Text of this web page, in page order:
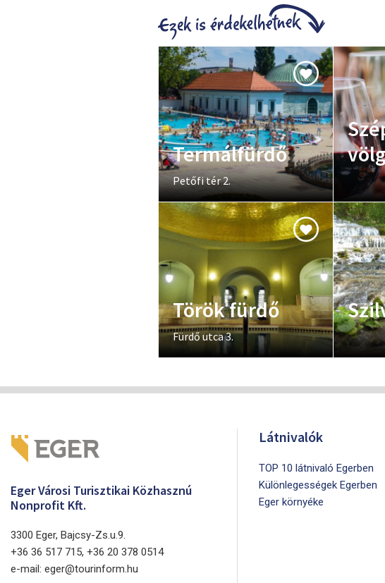
Termálfürdő
Petőfi tér 2.
Török fürdő
Fürdő utca 3.
Eger Városi Turisztikai Közhasznú
Nonprofit Kft.
3300 Eger, Bajcsy-Zs.u.9.
+36 36 517 715, +36 20 378 0514
e-mail: eger@tourinform.hu
Látnivalók
TOP 10 látnivaló Egerben
Különlegességek Egerben
Eger környéke